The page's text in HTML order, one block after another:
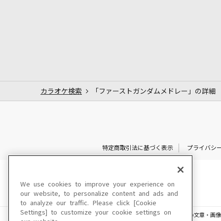
カラオケ検索 「ファーストガンダムメドレー」の詳細
特定商取引法に基づく表示 プライバシ
このサイトに掲載されている一切の文章・画
We use cookies to improve your experience on
our website, to personalize content and ads and
to analyze our traffic. Please click [Cookie
Settings] to customize your cookie settings on